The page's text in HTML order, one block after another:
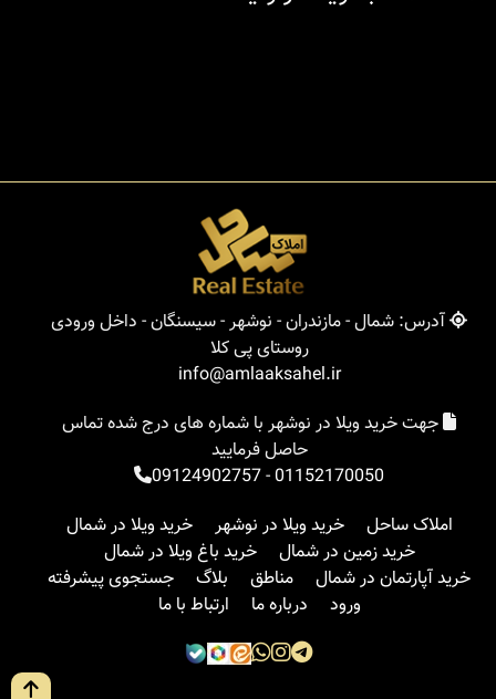
آدرس: شمال - مازندران - نوشهر - سیسنگان - داخل ورودی
روستای پی کلا
info@amlaaksahel.ir
جهت خرید ویلا در نوشهر با شماره های درج شده تماس
حاصل فرمایید
01152170050
-
09124902757
املاک ساحل
خرید ویلا در نوشهر
خرید ویلا در شمال
خرید زمین در شمال
خرید باغ ویلا در شمال
خرید آپارتمان در شمال
مناطق بلاگ
جستجوی پیشرفته
ورود
درباره ما ارتباط با ما